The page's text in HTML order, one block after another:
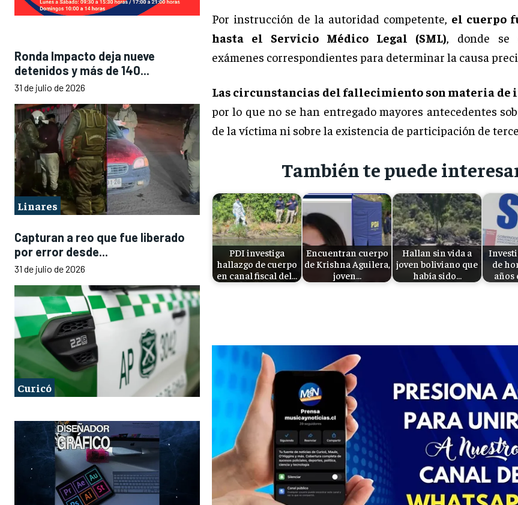
Ronda Impacto deja nueve
detenidos y más de 140...
31 de julio de 2026
Linares
Capturan a reo que fue liberado
por error desde...
31 de julio de 2026
Curicó
Por instrucción de la autoridad competente, el cuerpo
hasta el Servicio Médico Legal (SML) , donde
exámenes correspondientes para determinar la causa
Las circunstancias del fallecimiento son materia de
por lo que no se han entregado mayores antecedentes
de la víctima ni sobre la existencia de participación de
También te puede
PDI investiga
hallazgo de cuerpo
en canal fiscal del…
Encuentran cuerpo
de Krishna Aguilera,
joven…
Hallan sin vida a
joven boliviano que
había sido…
de
años